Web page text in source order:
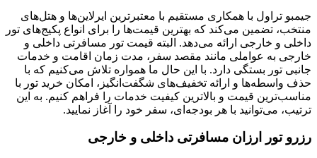
جیمبو تراول با همکاری مستقیم با معتبرترین ایرلاین‌ها و هتل‌های
منتخب، تضمین می‌کند که بهترین قیمت‌ها را برای انواع پکیج‌های تور
داخلی و خارجی ارائه می‌دهد. البته قیمت تور مسافرتی داخلی و
خارجی به عواملی مانند مقصد سفر، مدت زمان اقامت و خدمات
جانبی تور بستگی دارد. با این حال ما همواره تلاش می‌کنیم که با
حذف واسطه‌ها و ارائه تخفیف‌های شگفت‌انگیز، امکان خرید تور با
مناسب‌ترین قیمت و بالاترین کیفیت خدمات را فراهم کنیم. به این
ترتیب، می‌توانید با هر بودجه‌ای، سفر خود را آغاز نمایید.
رزرو تور ارزان مسافرتی داخلی و خارجی